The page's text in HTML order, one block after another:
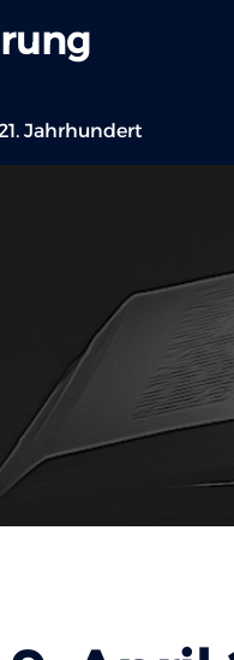
Jahrhundert